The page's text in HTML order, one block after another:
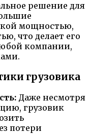
решение для
мощностью,
что делает его
компании,
грузовика
Даже несмотря
грузовик
потери